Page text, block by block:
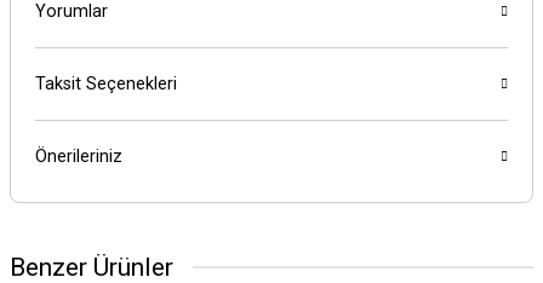
Yorumlar
Taksit Seçenekleri
Önerileriniz
Benzer Ürünler